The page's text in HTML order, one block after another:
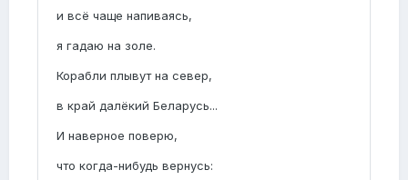
и всё чаще напиваясь,
я гадаю на золе.
Корабли плывут на север,
в край далёкий Беларусь...
И наверное поверю,
что когда-нибудь вернусь: